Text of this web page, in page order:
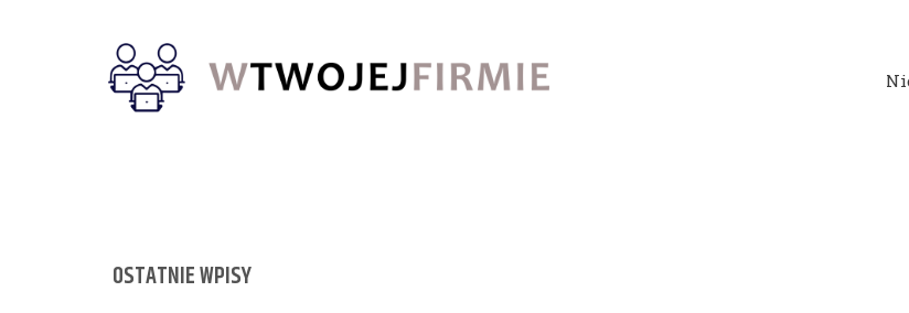
OSTATNIE WPISY